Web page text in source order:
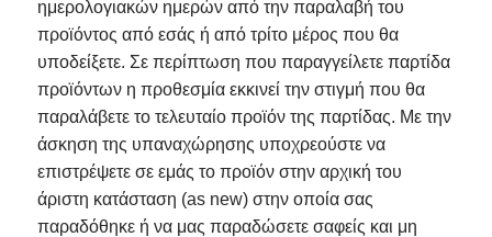
ημερολογιακών ημερών από την παραλαβή του
προϊόντος από εσάς ή από τρίτο μέρος που θα
υποδείξετε. Σε περίπτωση που παραγγείλετε παρτίδα
προϊόντων η προθεσμία εκκινεί την στιγμή που θα
παραλάβετε το τελευταίο προϊόν της παρτίδας. Με την
άσκηση της υπαναχώρησης υποχρεούστε να
επιστρέψετε σε εμάς το προϊόν στην αρχική του
άριστη κατάσταση (as new) στην οποία σας
παραδόθηκε ή να μας παραδώσετε σαφείς και μη